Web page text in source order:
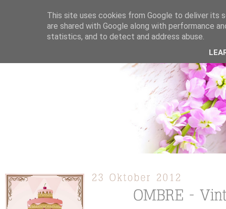
ÜBER MICH KOOPERATION TORTEN / KUCHEN /
This site uses cookies from Google to deliver its
are shared with Google along with performance
statistics, and to detect and address abuse.